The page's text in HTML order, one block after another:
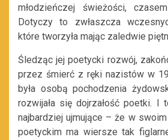
młodzieńczej świeżości,
Dotyczy to zwłaszcza
które tworzyła mając zaledwie
Śledząc jej poetycki rozwój,
przez śmierć z ręki nazistów w
była osobą pochodzenia
rozwijała się dojrzałość poetki. I
najbardziej ujmujące – że w
poetyckim ma wiersze tak